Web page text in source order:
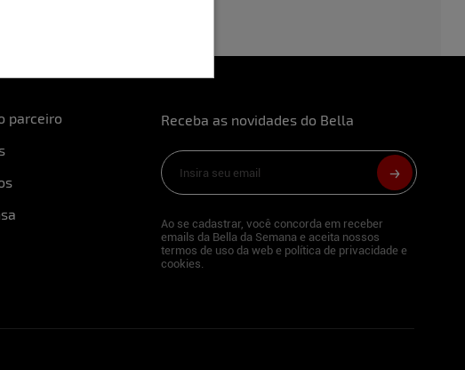
parceiro
Receba as novidades do Bella
Ao se cadastrar, você concorda em receber
emails da Bella da Semana e aceita nossos
termos de uso da web e política de privacidade e
cookies.